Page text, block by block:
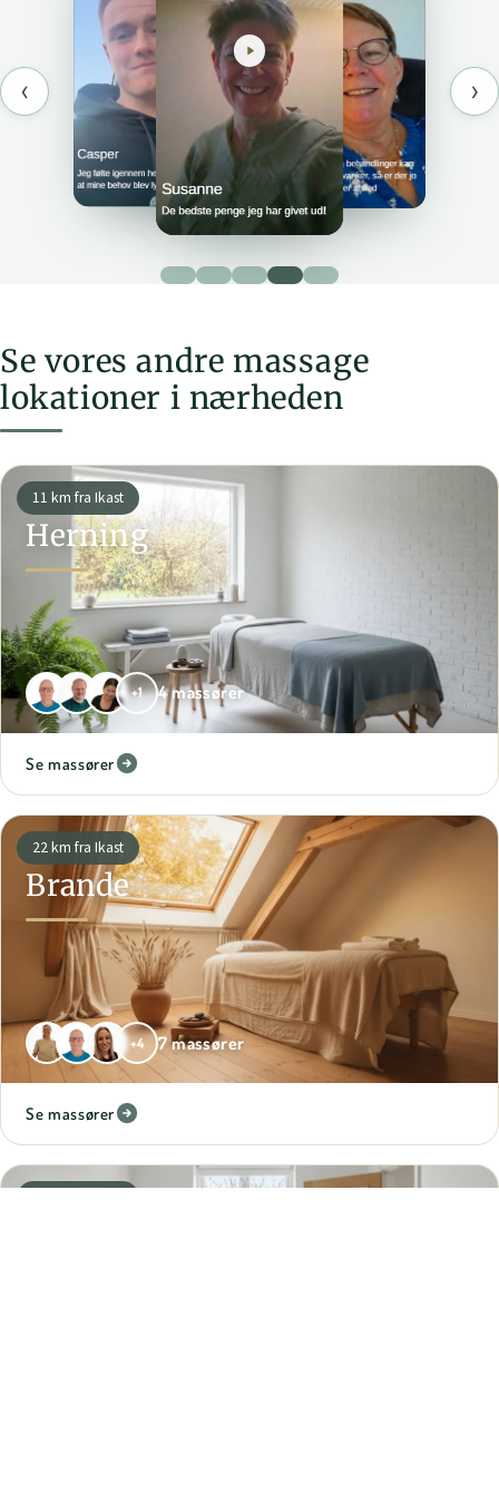
‹ ›
Se vores andre massage
lokationer i nærheden
11 km fra Ikast
Herning
+1 4 massører
Se massører
22 km fra Ikast
Brande
+4 7 massører
Se massører